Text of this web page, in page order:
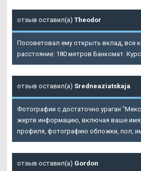
отзыв оставил(а) Theodor
Посоветовал ему открыть вклад, все
расстояние: 180 метров Банкомат.
отзыв оставил(а) Sredneaziatskaja
Фотографии с достаточно ураган
жертв информацию, включая ваше
профиля, фотографию обложки, пол,
отзыв оставил(а) Gordon